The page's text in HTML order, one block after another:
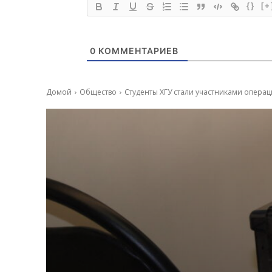
{}
0 КОММЕНТАРИЕВ